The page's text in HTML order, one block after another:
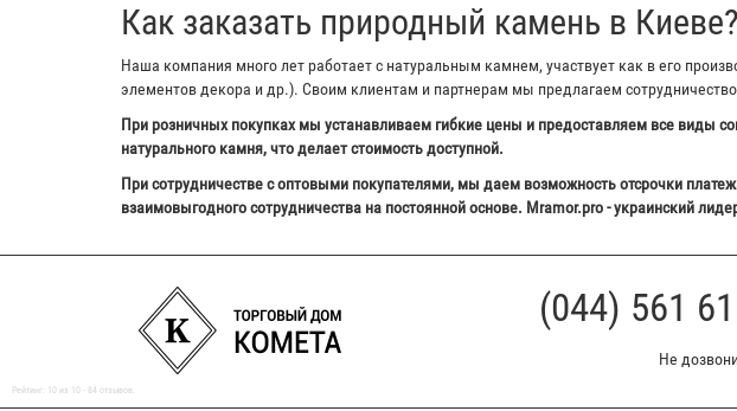
Как заказать природный камень в Киеве?
Наша компания много лет работает с натуральным камнем, участвует как в его
элементов декора и др.). Своим клиентам и партнерам мы предлагаем
При розничных покупках мы устанавливаем гибкие цены и предоставляем все виды
натурального камня, что делает стоимость доступной.
При сотрудничестве с оптовыми покупателями, мы даем возможность отсрочки
взаимовыгодного сотрудничества на постоянной основе. Mramor.pro - украинский
(044) 561
Не
Рейтинг: 10 из 10 84 отзывов.